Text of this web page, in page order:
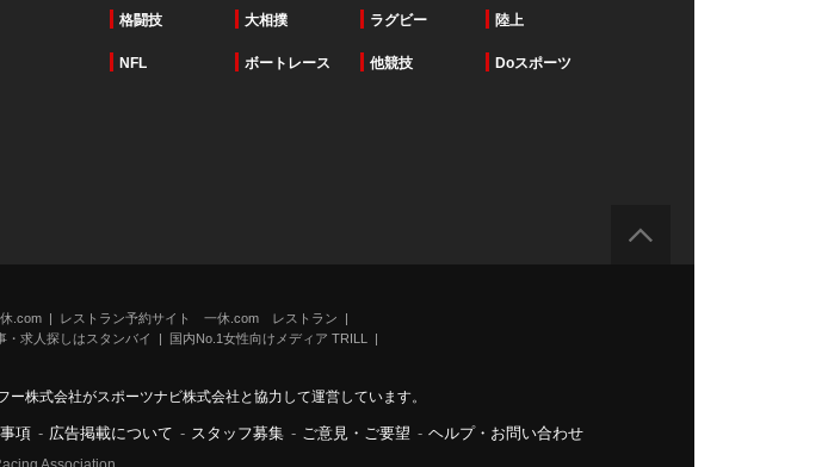
格闘技 大相撲 ラグビー 陸上
NFL ボートレース 他競技 Doスポーツ
.com
レストラン予約サイト 一休.com レストラン
・求人探しはスタンバイ
国内No.1女性向けメディア TRILL
株式会社がスポーツナビ株式会社と協力して運営しています。
項 - 広告掲載について - スタッフ募集 - ご意見・ご要望 - ヘルプ・お問い合わせ